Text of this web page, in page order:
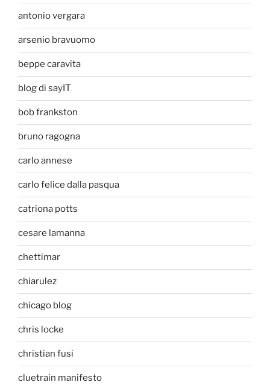
antonio vergara
arsenio bravuomo
beppe caravita
blog di sayIT
bob frankston
bruno ragogna
carlo annese
carlo felice dalla pasqua
catriona potts
cesare lamanna
chettimar
chiarulez
chicago blog
chris locke
christian fusi
cluetrain manifesto